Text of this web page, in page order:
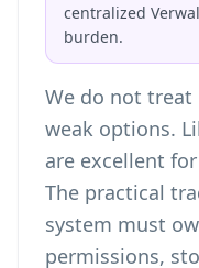
centralized
burden.
We do not treat
weak options.
are excellent
The practical
system must
permissions,